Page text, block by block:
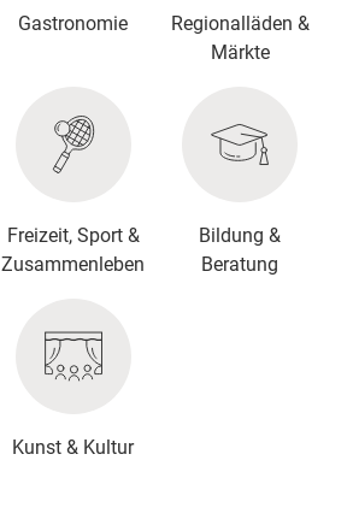
Gastronomie
Regionalläden &
Märkte
Freizeit, Sport &
Zusammenleben
Bildung &
Beratung
Kunst & Kultur